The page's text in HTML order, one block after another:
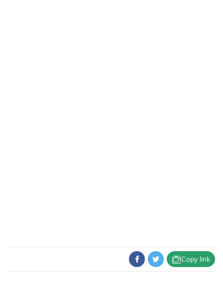
Copy link